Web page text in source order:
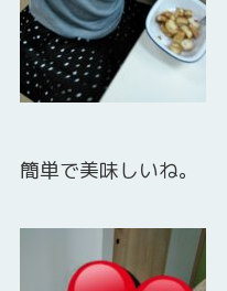
簡単で美味しいね。